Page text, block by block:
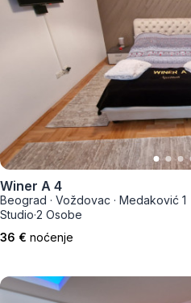
Winer A 4
Beograd · Voždovac · Medaković 1
Studio·2 Osobe
36 € noćenje